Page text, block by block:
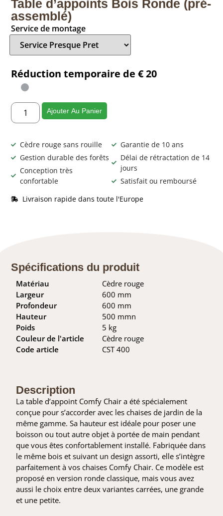
Table d’appoints Bois Ronde (pré-
assemblé)
Service de montage
Réduction temporaire de € 20
Ajouter Au Panier
Cèdre rouge sans rouille
Gestion durable des forêts
Conception très
confortable
Garantie de 10 ans
Délai de rétractation de 14
jours
Satisfait ou remboursé
Livraison rapide dans toute l'Europe
Spécifications du produit
Matériau
Largeur
Profondeur
Hauteur
Poids
Couleur de l'article
Code article
Cèdre rouge
600 mm
600 mm
500 mmn
5 kg
Cèdre rouge
CST 400
Description
La table d’appoint Comfy Chair a été spécialement
conçue pour s’accorder avec les chaises de jardin de la
même gamme. Sa hauteur est idéale pour poser une
boisson ou tout autre objet à portée de main pendant
que vous êtes confortablement installé. Fabriquée dans
le même bois et suivant un design assorti, elle s’intègre
parfaitement à vos chaises Comfy Chair. Ce modèle est
proposé en version ronde classique, mais vous avez
aussi le choix entre deux variantes carrées, une grande
et une petite.